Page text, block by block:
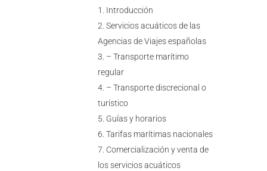
Introducción
Servicios acuáticos de las
Agencias de Viajes españolas
– Transporte marítimo
regular
– Transporte discrecional o
turístico
Guías y horarios
Tarifas marítimas nacionales
Comercialización y venta de
los servicios acuáticos